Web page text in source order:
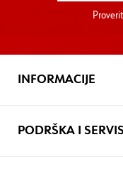
INFORMACIJE
PODRŠKA I SERVIS